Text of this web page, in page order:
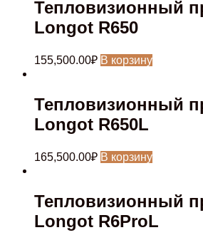
Тепловизионный
Longot R650
155,500.00₽ В корзину
Тепловизионный
Longot R650L
165,500.00₽ В корзину
Тепловизионный
Longot R6ProL